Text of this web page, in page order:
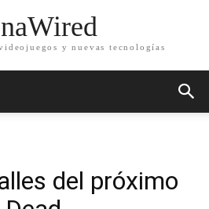
y nuevas tecnologías
del próximo